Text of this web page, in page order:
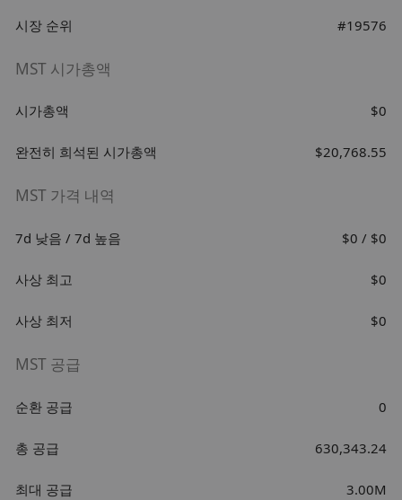
시장 순위 #19576
MST 시가총액
시가총액 $0
완전히 희석된 시가총액 $20,768.55
MST 가격 내역
7d 낮음 / 7d 높음 $0 / $0
사상 최고 $0
사상 최저 $0
MST 공급
순환 공급 0
총 공급 630,343.24
최대 공급 3.00M